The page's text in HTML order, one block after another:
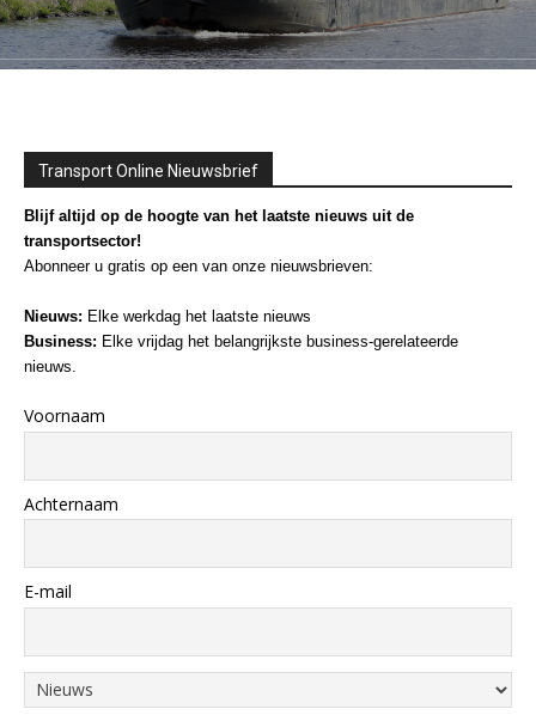
Transport Online Nieuwsbrief
Blijf altijd op de hoogte van het laatste nieuws uit de
transportsector!
Abonneer u gratis op een van onze nieuwsbrieven:
Nieuws: Elke werkdag het laatste nieuws
Business: Elke vrijdag het belangrijkste business-gerelateerde
nieuws.
Voornaam
Achternaam
E-mail